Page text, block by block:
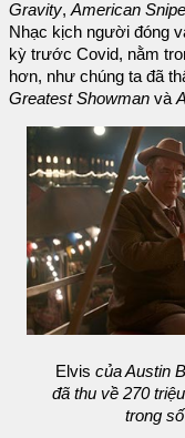
Gravity, American
Nhạc kịch người đóng
kỳ trước Covid, nằm
hơn, như chúng ta đã
Greatest Showman và
Elvis của Austin
đã thu về 270
trong